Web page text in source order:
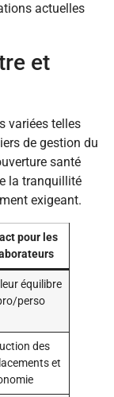
actuelles
et
variées telles
de gestion du
santé
la tranquillité
exigeant.
pour les
équilibre
perso
des
et